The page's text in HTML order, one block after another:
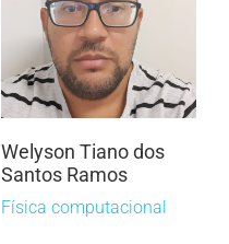
Welyson Tiano dos
Santos Ramos
Física computacional